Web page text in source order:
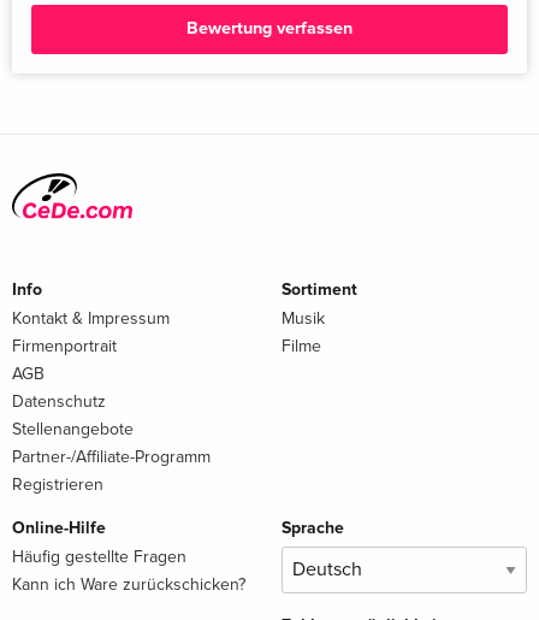
Bewertung verfassen
Info
Kontakt & Impressum
Firmenportrait
AGB
Datenschutz
Stellenangebote
Partner-/Affiliate-Programm
Registrieren
Sortiment
Musik
Filme
Online-Hilfe
Häufig gestellte Fragen
Kann ich Ware zurückschicken?
Sprache